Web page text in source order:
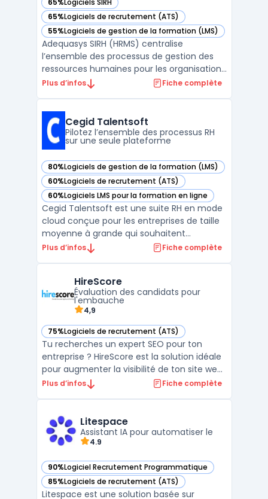
65%Logiciels SIRH
— voir Adequasys SIRH (HRMS) dans cette catégorie
65%Logiciels de recrutement (ATS)
— voir Adequasys SIRH (HRMS) dans cette catégorie
55%Logiciels de gestion de la formation (LMS)
— voir Adequasys SIRH (HRMS) dans cette catégorie
Adequasys SIRH (HRMS) centralise
l’ensemble des processus de gestion des
ressources humaines pour les organisations
de 100 à 10 000 employés, intégrant
logiciel modulaire est conçu pour faciliter la
gestion des informat ...
Plus d’infos Fiche complète
Cegid Talentsoft
Pilotez l’ensemble des processus RH
sur une seule plateforme
80%Logiciels de gestion de la formation (LMS)
— voir Cegid Talentsoft dans cette catégorie
60%Logiciels de recrutement (ATS)
— voir Cegid Talentsoft dans cette catégorie
60%Logiciels LMS pour la formation en ligne
— voir Cegid Talentsoft dans cette catégorie
Cegid Talentsoft est une suite RH en mode
cloud conçue pour les entreprises de taille
moyenne à grande qui souhaitent
centraliser la gestion des ressources
données collaborateurs et l’automatisation
des processus d’administr ...
Plus d’infos Fiche complète
HireScore
Évaluation des candidats pour
l'embauche
4,9
75%Logiciels de recrutement (ATS)
— voir HireScore dans cette catégorie
Tu recherches un expert SEO pour ton
entreprise ? HireScore est la solution idéale
pour augmenter la visibilité de ton site web
sur les moteurs de recherche. Nous
booster ton trafic organique. Notre équipe
d'experts uti ...
Plus d’infos Fiche complète
Litespace
Assistant IA pour automatiser le
4.9
90%Logiciel Recrutement Programmatique
— voir Litespace dans cette catégorie
85%Logiciels de recrutement (ATS)
— voir Litespace dans cette catégorie
Litespace est une solution basée sur